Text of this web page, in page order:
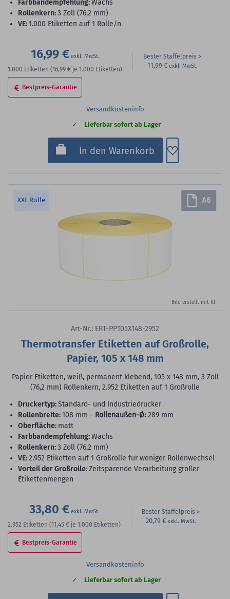
Farbbandempfehlung:Wachs
Rollenkern:3 Zoll (76,2 mm)
VE:1.000 Etiketten auf 1 Rolle/n
16,99 €
1.000 Etiketten (16,99 € je 1.000 Etiketten)
Bester Staffelpreis
11,99 €
Bestpreis-Garantie
Versandkosteninfo
Lieferbar sofort ab Lager
In den Warenkorb Zum
XXL Rolle
Bild erstellt mit KI
Art-Nr.: ERT-PP105X148-2952
Thermotransfer Etiketten auf Großrolle,
Papier, 105 x 148 mm
Papier Etiketten, weiß, permanent klebend, 105 x 148 mm, 3 Zoll
(76,2 mm) Rollenkern, 2.952 Etiketten auf 1 Großrolle
Druckertyp:Standard- und Industriedrucker
Rollenbreite:108 mm - Rollenaußen-Ø: 289 mm
Oberfläche: matt
Farbbandempfehlung:Wachs
Rollenkern:3 Zoll (76,2 mm)
VE:2.952 Etiketten auf 1 Großrolle für weniger Rollenwechsel
Vorteil der Großrolle:Zeitsparende Verarbeitung großer
Etikettenmengen
33,80 €
2.952 Etiketten (11,45 € je 1.000 Etiketten)
Bester Staffelpreis
20,79 €
Bestpreis-Garantie
Versandkosteninfo
Lieferbar sofort ab Lager